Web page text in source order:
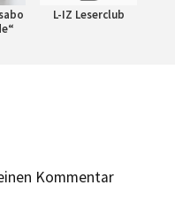
L-IZ Leserclub
Kommentar